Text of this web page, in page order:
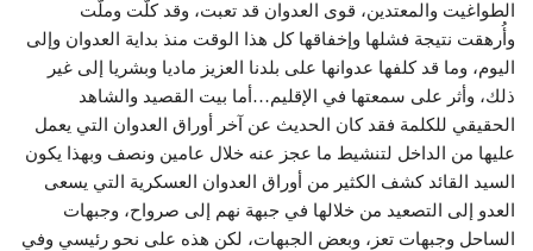
الطواغيت والمعتدين، قوى العدوان قد تعبت، وقد كلّت وملّت
وأُرهقت نتيجة فشلها وإخفاقها كل هذا الوقت منذ بداية العدوان وإلى
اليوم، وما قد كلفها عدوانها على بلدنا العزيز ماديا وبشريا إلى غير
ذلك، وأثر على سمعتها في الإقليم…أما بيت القصيد والشاهد
الحقيقي للكلمة فقد كان الحديث عن آخر أوراق العدوان التي يعمل
عليها من الداخل لتنشيط ما عجز عنه خلال عامين ونصف وبهذا يكون
السيد القائد كشف الكثير من أوراق العدوان العسكرية التي يسعى
العدو إلى التصعيد من خلالها في جبهة نهم إلى صرواح، وجبهات
الساحل وجبهات تعز، وبعض الجبهات، لكن هذه على نحو رئيسي وفي